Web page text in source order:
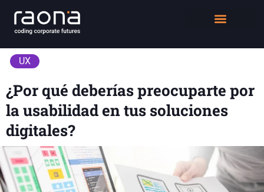
UX
¿Por qué deberías preocuparte por
la usabilidad en tus soluciones
digitales?